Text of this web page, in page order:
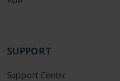
SUPPORT
Support Center